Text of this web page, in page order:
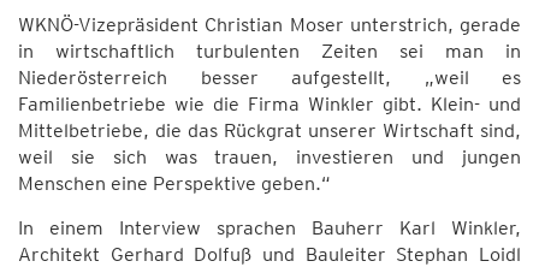
WKNÖ-Vizepräsident Christian Moser unterstrich, gerade
in wirtschaftlich turbulenten Zeiten sei man in
Niederösterreich besser aufgestellt, „weil es
Familienbetriebe wie die Firma Winkler gibt. Klein- und
Mittelbetriebe, die das Rückgrat unserer Wirtschaft sind,
weil sie sich was trauen, investieren und jungen
Menschen eine Perspektive geben.“
In einem Interview sprachen Bauherr Karl Winkler,
Architekt Gerhard Dolfuß und Bauleiter Stephan Loidl